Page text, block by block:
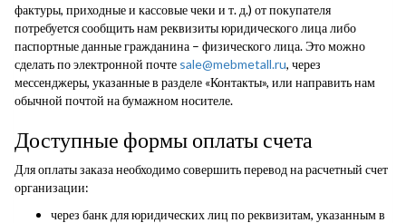
фактуры, приходные и кассовые чеки и т. д.) от покупателя
потребуется сообщить нам реквизиты юридического лица либо
паспортные данные гражданина – физического лица. Это можно
сделать по электронной почте sale@mebmetall.ru, через
мессенджеры, указанные в разделе «Контакты», или направить нам
обычной почтой на бумажном носителе.
Доступные формы оплаты счета
Для оплаты заказа необходимо совершить перевод на расчетный счет
организации:
через банк для юридических лиц по реквизитам, указанным в